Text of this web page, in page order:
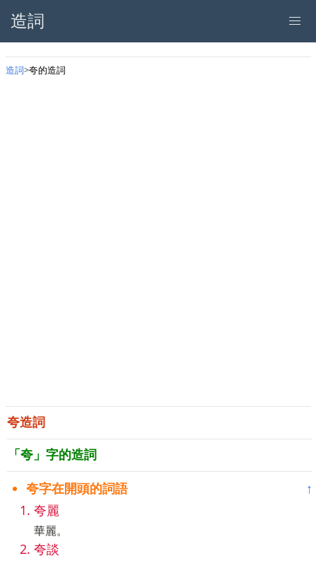
造詞
造詞 夸的造詞
夸造詞
「夸」字的造詞
夸字在開頭的詞語
↑
夸麗
華麗。
夸談